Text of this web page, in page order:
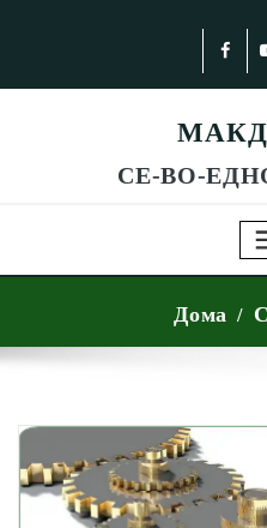
СЕ-ВО-
Дома